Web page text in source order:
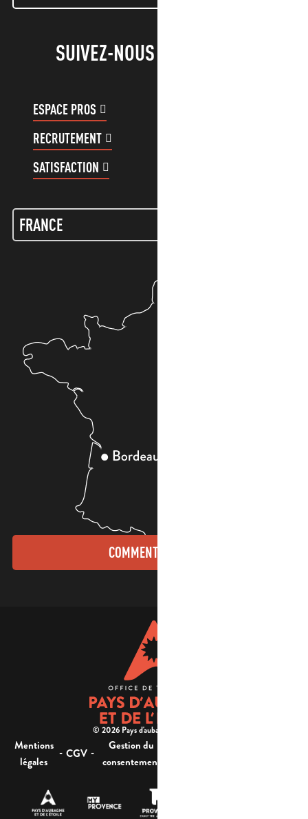
SUIVEZ-NOUS !
ESPACE PROS
RECRUTEMENT
SATISFACTION
COMMENT VENIR ?
© 2026 Pays d'aubagne et de l'étoile -
Mentions
légales
- CGV -
Gestion du
consentement